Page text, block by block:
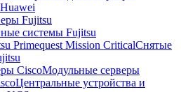
Fujitsu
системы Fujitsu
Primequest Mission CriticalСнятые
CiscoМодульные серверы
Центральные устройства и